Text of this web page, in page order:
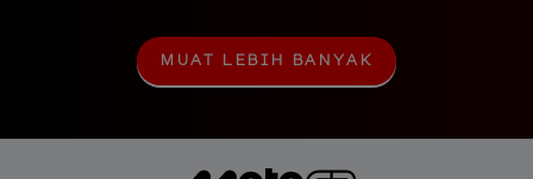
M
U
E
MUAT LEBIH BANYAK